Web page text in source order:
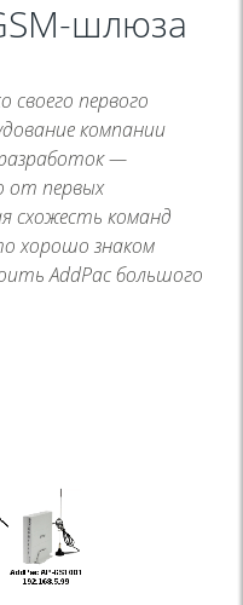
шлюза
первого
компании
—
от первых
схожесть команд
хорошо знаком
AddPac большого